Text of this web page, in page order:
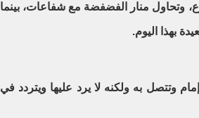
وتحاول منار الفضفضة مع شفاعات، بينما
بهذا اليوم.
وتتصل به ولكنه لا يرد عليها ويتردد في